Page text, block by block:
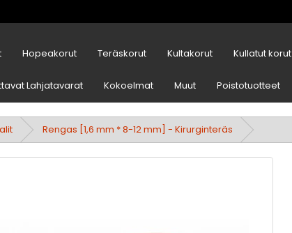
Hopeakorut Teräskorut Kultakorut Kullatut korut
Lahjatavarat Kokoelmat Muut Poistotuotteet
Rengas [1,6 mm * 8-12 mm] - Kirurginteräs